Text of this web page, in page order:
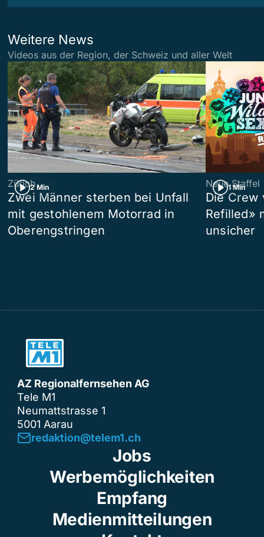
Weitere News
Videos aus der Region, der Schweiz und aller Welt
2 Min
Zürich
Zwei Männer sterben bei Unfall
mit gestohlenem Motorrad in
Oberengstringen
1 Min
Neue Staffel
Die Crew
Refilled»
unsicher
AZ Regionalfernsehen AG
Tele M1
Neumattstrasse 1
5001 Aarau
redaktion@telem1.ch
Jobs
Werbemöglichkeiten
Empfang
Medienmitteilungen